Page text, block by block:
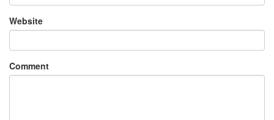
Website
Comment